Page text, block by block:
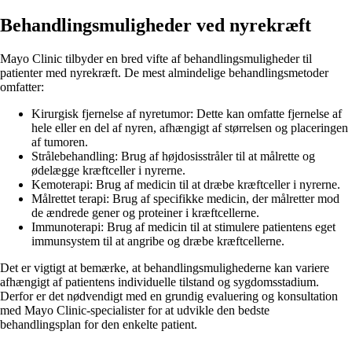
Behandlingsmuligheder ved nyrekræft
Mayo Clinic tilbyder en bred vifte af behandlingsmuligheder til
patienter med nyrekræft. De mest almindelige behandlingsmetoder
omfatter:
Kirurgisk fjernelse af nyretumor: Dette kan omfatte fjernelse af
hele eller en del af nyren, afhængigt af størrelsen og placeringen
af tumoren.
Strålebehandling: Brug af højdosisstråler til at målrette og
ødelægge kræftceller i nyrerne.
Kemoterapi: Brug af medicin til at dræbe kræftceller i nyrerne.
Målrettet terapi: Brug af specifikke medicin, der målretter mod
de ændrede gener og proteiner i kræftcellerne.
Immunoterapi: Brug af medicin til at stimulere patientens eget
immunsystem til at angribe og dræbe kræftcellerne.
Det er vigtigt at bemærke, at behandlingsmulighederne kan variere
afhængigt af patientens individuelle tilstand og sygdomsstadium.
Derfor er det nødvendigt med en grundig evaluering og konsultation
med Mayo Clinic-specialister for at udvikle den bedste
behandlingsplan for den enkelte patient.